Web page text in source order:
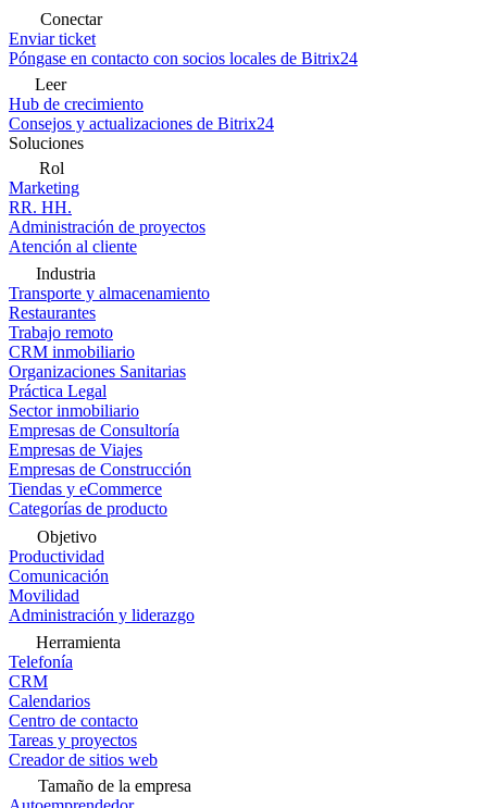
Conectar
Enviar ticket
Póngase en contacto con socios locales de Bitrix24
Leer
Hub de crecimiento
Consejos y actualizaciones de Bitrix24
Soluciones
Rol
Marketing
RR. HH.
Administración de proyectos
Atención al cliente
Industria
Transporte y almacenamiento
Restaurantes
Trabajo remoto
CRM inmobiliario
Organizaciones Sanitarias
Práctica Legal
Sector inmobiliario
Empresas de Consultoría
Empresas de Viajes
Empresas de Construcción
Tiendas y eCommerce
Categorías de producto
Objetivo
Productividad
Comunicación
Movilidad
Administración y liderazgo
Herramienta
Telefonía
CRM
Calendarios
Centro de contacto
Tareas y proyectos
Creador de sitios web
Tamaño de la empresa